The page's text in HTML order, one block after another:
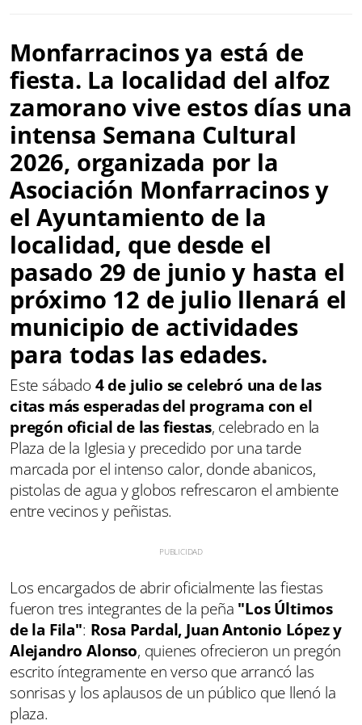
Monfarracinos ya está de
fiesta. La localidad del alfoz
zamorano vive estos días una
intensa Semana Cultural
2026, organizada por la
Asociación Monfarracinos y
el Ayuntamiento de la
localidad, que desde el
pasado 29 de junio y hasta el
próximo 12 de julio llenará el
municipio de actividades
para todas las edades.
Este sábado 4 de julio se celebró una de las
citas más esperadas del programa con el
pregón oficial de las fiestas, celebrado en la
Plaza de la Iglesia y precedido por una tarde
marcada por el intenso calor, donde abanicos,
pistolas de agua y globos refrescaron el ambiente
entre vecinos y peñistas.
Los encargados de abrir oficialmente las fiestas
fueron tres integrantes de la peña "Los Últimos
de la Fila": Rosa Pardal, Juan Antonio López y
Alejandro Alonso, quienes ofrecieron un pregón
escrito íntegramente en verso que arrancó las
sonrisas y los aplausos de un público que llenó la
plaza.